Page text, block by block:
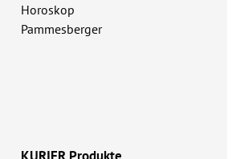
Horoskop
Pammesberger
KURIER Produkte